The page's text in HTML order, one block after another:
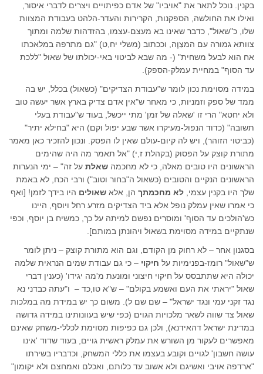
בקנין. נוכל לתאר את "אויביו" של אדם כפיתויים ויצרים לדברי איסור,
ואילו את החולשה, הספקנות, הקרירות והעדר-הלהט בעבודת המצוות
שלו, כ"שאול", כדבר שאינו בא מעצם-עצמו, בהזדהות שלמה ומתוך
צוותא גמורה עם המצַוֶה, וככתוב (משלי יח,ט) "גם מתרפה במלאכתו
אח הוא לבעל משחית" (- מה שבא לביטוי באי-יכולתו של שאול "ללכת
עד הסוף" במחיית עמלק-הספק).
במידה מסוימת נכון לומר ש"עבודת הצדיקים" (כשאול) בכלל, יש בה
ממד של ספק וזמניות, כי מאחר ש"אין אדם צדיק בארץ אשר יעשה טוב
ולא יחטא" הרי זו 'שאלה של זמן' מתי ייכשל, בעוד ש"עבודת בעלי
תשובה" (כדוד הנפול-מעיקרו אשר שבע יפול וקם) היא "בחילא יתיר"
(כביטוי הזוהר), ויש לה קיום-עולם שאין לו הפסק. ונכון להזכיר כאן מאמר
מתורת קוצק על הפסוק (בקהלת ז,י) "אל תאמר מה היה שהימים
הראשונים היו טובים מאלה, כי לא מחכמה שאלת על זה" – ימי הנערות
הראשונים הנקיים והטובים (כשאול ה"בחור וטוב") ורבי הכח, לא באמת
שלך היו בקנין עצמי, לא מחכמתך הן, אלא שאולים היו בידך לזמן! [ואף
כי אמרו שאין עמלק נופל אלא ביד הצדיקים מזרע רחל ויוסף, היינו
כש'הולכים עד הסוף' ומוסרים נפשם למיתה על כך, כמשיח בן יוסף, וכפי
שנתקיים במידה מסוימת בשאול ויהונתן במותם].
בסגנון אחר – לא רחוק מן הקודם, וגם הוא מתורת קוצק – ניתן לומר
ש"שאול" רומז-בפנימיות על חיקוי – כי גם עבודת שמים הנראית שלמה
יכולה היא שתתבסס על חיקוי חיצוני ומוּנעת מ'מה יגידו' (כענין דברי
שאול "יראתי את העם ואשמע בקולם" – ש"א טו,כד – ו"עתה כבדני נא
נגד זקני עמי ונגד ישראל" – שם שם ל). משום כך יש במידת מה במלכות
שאול צד שווה לשאר מלכויות הגוים (כפי שיש בעוונותינו במידה גדושה
במדינת ישראל דהאידנא), ולכן גם כפיפות מסוימת לכללי-משחק שאינם
מאפשרים לעקור מן השורש את עמלק ראשית גויים, בעוד שדוד 'אינו
עושה חשבון' לגויים וקובע בעצמו את כללי המשחק, וכדבריו בשירתו
"ארדפה אויבי ואשיגם ולא אשוב עד כלותם, ואכלם ואמחצם ולא יקומון"